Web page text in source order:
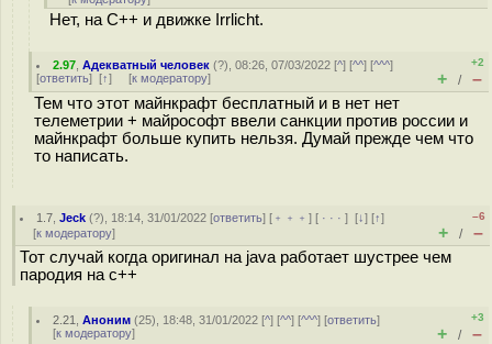
Нет, на C++ и движке Irrlicht.
2.97 ,Адекватный человек (?), 08:26, 07/03/2022 [^] [^^] [^^^]
[ответить] [↑] [к модератору]
+2
+ / –
Тем что этот майнкрафт бесплатный и в нет нет
телеметрии + майрософт ввели санкции против россии и
майнкрафт больше купить нельзя. Думай прежде чем что
то написать.
1.7 ,Jeck (?), 18:14, 31/01/2022 [ответить] [ ﹢﹢﹢] [ · · ·][↓] [↑]
[к модератору]
–6
+ / –
Тот случай когда оригинал на java работает шустрее чем
пародия на c++
2.21 ,Аноним (25), 18:48, 31/01/2022 [^] [^^] [^^^] [ответить]
[к модератору]
+3
+ / –